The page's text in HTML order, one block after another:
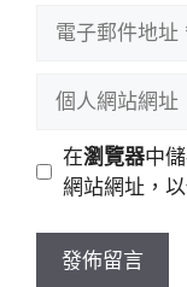
址
站
址
在瀏覽器中
網站網址，